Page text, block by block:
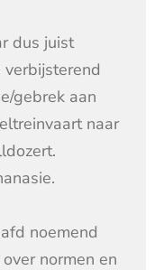
dus juist
gebrek aan
naar
noemend
normen en